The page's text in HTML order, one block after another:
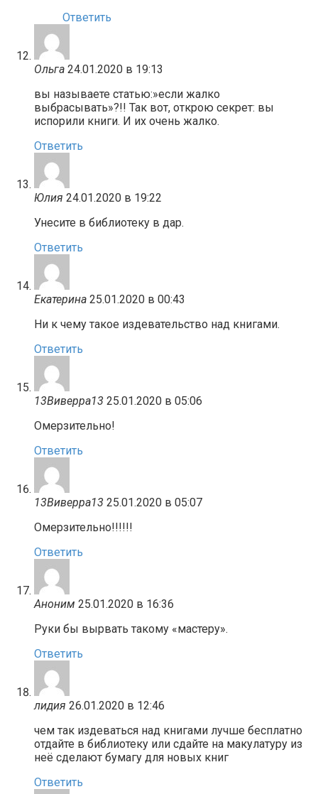
Ответить
Ольга 24.01.2020 в 19:13
вы называете статью:»если жалко
выбрасывать»?!! Так вот, открою секрет: вы
испорили книги. И их очень жалко.
Ответить
Юлия 24.01.2020 в 19:22
Унесите в библиотеку в дар.
Ответить
Екатерина 25.01.2020 в 00:43
Ни к чему такое издевательство над книгами.
Ответить
13Виверра13 25.01.2020 в 05:06
Омерзительно!
Ответить
13Виверра13 25.01.2020 в 05:07
Омерзительно!!!!!!
Ответить
Аноним 25.01.2020 в 16:36
Руки бы вырвать такому «мастеру».
Ответить
лидия 26.01.2020 в 12:46
чем так издеваться над книгами лучше бесплатно
отдайте в библиотеку или сдайте на макулатуру из
неё сделают бумагу для новых книг
Ответить